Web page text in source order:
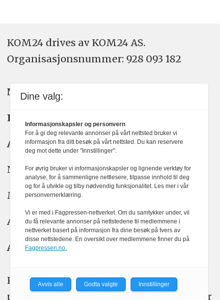
KOM24 drives av KOM24 AS.
Organisasjons­nummer: 928 093 182
Nyhetsredaktør:
Redaktør:
Ansvarlig redaktør:Kristin Stoltenberg
Nyhetstips: tips@kom24.no
Meninger: meninger@kom24.no
Annonse: annonse@watchmedia.no
Abonnement:
KOM24 arbeider etter Vær Varsom-
plakatens regler for god presseskikk. Her
Dine valg:
Informasjonskapsler og personvern
For å gi deg relevante annonser på vårt nettsted bruker vi
informasjon fra ditt besøk på vårt nettsted. Du kan reservere
deg mot dette under "Innstillinger".
For øvrig bruker vi informasjonskapsler og lignende verktøy for
analyse, for å sammenligne nettlesere, tilpasse innhold til deg
og for å utvikle og tilby nødvendig funksjonalitet. Les mer i vår
personvernerklæring.
Vi er med i Fagpressen-nettverket. Om du samtykker under, vil
du få relevante annonser på nettstedene til medlemmene i
nettverket basert på informasjon fra dine besøk på tvers av
disse nettstedene. En oversikt over medlemmene finner du på
Fagpressen.no.
Avvis alle Godta valgte Innstillinger